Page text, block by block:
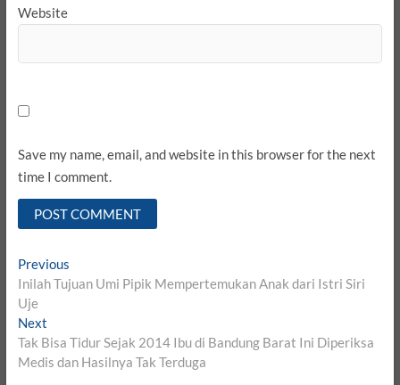
Website
Save my name, email, and website in this browser for the next
time I comment.
Post
navigation
PreviousPrevious
post:
Inilah Tujuan Umi Pipik Mempertemukan Anak dari Istri Siri
Uje
NextNext
post:
Tak Bisa Tidur Sejak 2014 Ibu di Bandung Barat Ini Diperiksa
Medis dan Hasilnya Tak Terduga